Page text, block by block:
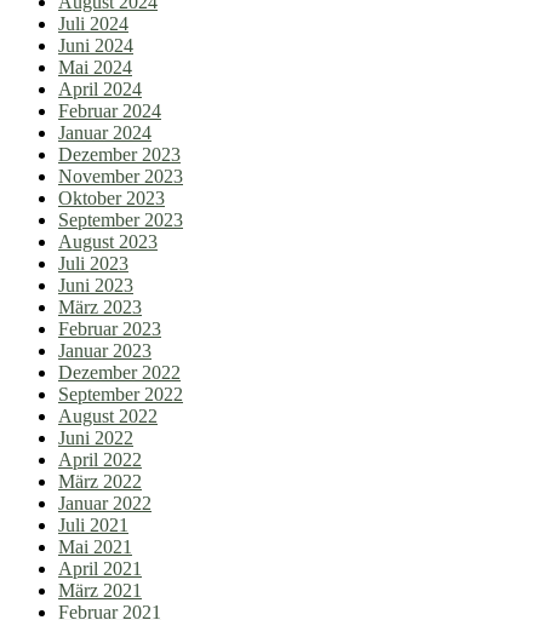
Juli 2024
Juni 2024
Mai 2024
April 2024
Februar 2024
Januar 2024
Dezember 2023
November 2023
Oktober 2023
September 2023
August 2023
Juli 2023
Juni 2023
März 2023
Februar 2023
Januar 2023
Dezember 2022
September 2022
August 2022
Juni 2022
April 2022
März 2022
Januar 2022
Juli 2021
Mai 2021
April 2021
März 2021
Februar 2021